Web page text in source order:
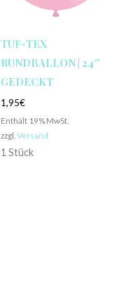
TUF-TEX
RUNDBALLON | 24″
GEDECKT
1,95€
Enthält 19% MwSt.
zzgl. Versand
1 Stück